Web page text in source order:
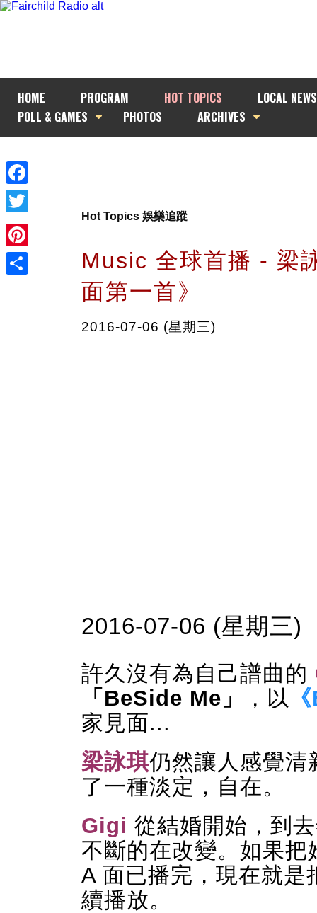
HOME PROGRAM HOT TOPICS
LOCAL NEWS
POLL & GAMES
PHOTOS ARCHIVES
Facebook
Twitter
Pinterest
Hot Topics 娛樂追蹤
Music 全球首播 - 梁
面第一首》
2016-07-06 (星期三)
2016-07-06 (星期三)
許久沒有為自己譜曲的
「BeSide Me」
，以
家見面...
梁詠琪仍然讓人感覺
了一種淡定，自在。
Gigi 從結婚開始，到
不斷的在改變。如果
A 面已播完，現在就是
續播放。